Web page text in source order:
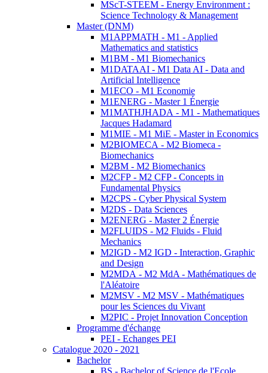
MScT-STEEM - Energy Environment :
Science Technology & Management
Master (DNM)
M1APPMATH - M1 - Applied
Mathematics and statistics
M1BM - M1 Biomechanics
M1DATAAI - M1 Data AI - Data and
Artificial Intelligence
M1ECO - M1 Economie
M1ENERG - Master 1 Énergie
M1MATHJHADA - M1 - Mathematiques
Jacques Hadamard
M1MIE - M1 MiE - Master in Economics
M2BIOMECA - M2 Biomeca -
Biomechanics
M2BM - M2 Biomechanics
M2CFP - M2 CFP - Concepts in
Fundamental Physics
M2CPS - Cyber Physical System
M2DS - Data Sciences
M2ENERG - Master 2 Énergie
M2FLUIDS - M2 Fluids - Fluid
Mechanics
M2IGD - M2 IGD - Interaction, Graphic
and Design
M2MDA - M2 MdA - Mathématiques de
l'Aléatoire
M2MSV - M2 MSV - Mathématiques
pour les Sciences du Vivant
M2PIC - Projet Innovation Conception
Programme d'échange
PEI - Echanges PEI
Catalogue 2020 - 2021
Bachelor
BS - Bachelor of Science de l'Ecole